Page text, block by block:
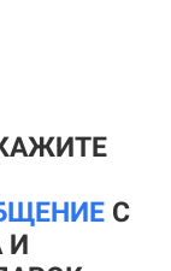
С
И